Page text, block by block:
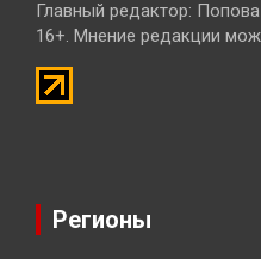
Главный редактор:
16+. Мнение редакции
Регионы